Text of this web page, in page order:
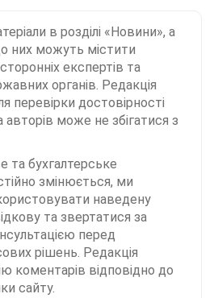
в розділі «Новини», а
них можуть містити
експертів та
органів. Редакція
перевірки достовірності
може не збігатися з
та бухгалтерське
змінюється, ми
наведену
та звертатися за
перед
рішень. Редакція
коментарів відповідно до
сайту.